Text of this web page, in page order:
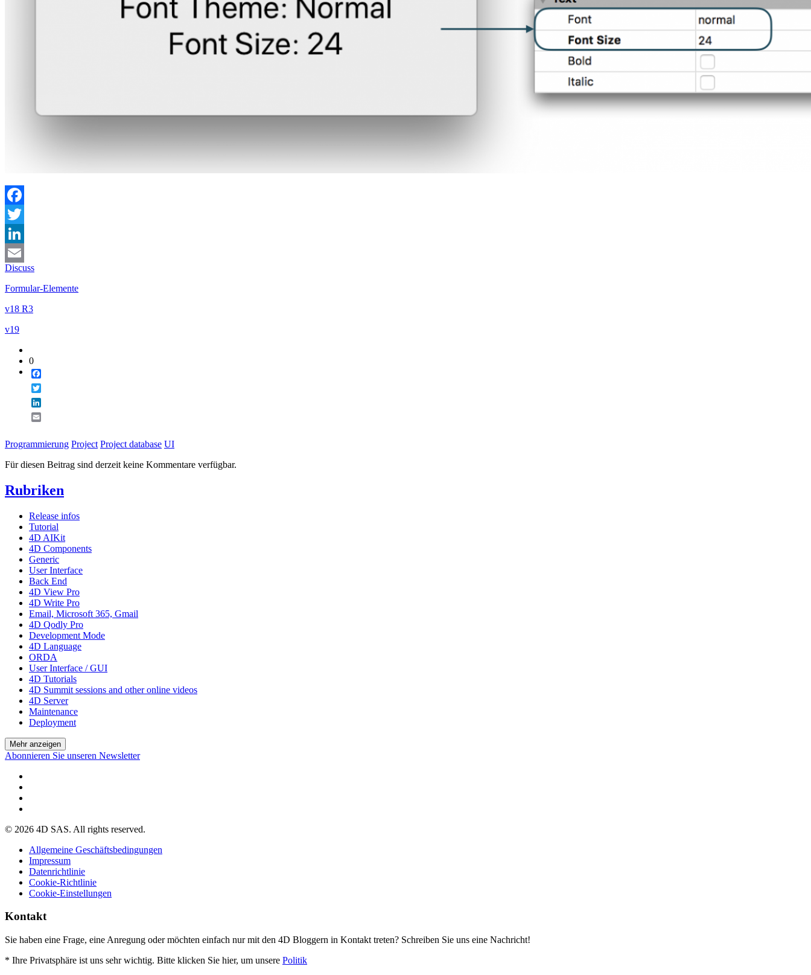
Facebook
Twitter
LinkedIn
Email
Discuss
Formular-Elemente
v18 R3
v19
0
Programmierung Project Project database UI
Für diesen Beitrag sind derzeit keine Kommentare verfügbar.
Rubriken
Release infos
Tutorial
4D AIKit
4D Components
Generic
User Interface
Back End
4D View Pro
4D Write Pro
Email, Microsoft 365, Gmail
4D Qodly Pro
Development Mode
4D Language
ORDA
User Interface / GUI
4D Tutorials
4D Summit sessions and other online videos
4D Server
Maintenance
Deployment
Mehr anzeigen
Abonnieren Sie unseren Newsletter
© 2026 4D SAS. All rights reserved.
Allgemeine Geschäftsbedingungen
Impressum
Datenrichtlinie
Cookie-Richtlinie
Cookie-Einstellungen
Kontakt
Sie haben eine Frage, eine Anregung oder möchten einfach nur mit den 4D Bloggern in Kontakt treten? Schreiben Sie uns eine Nachricht!
* Ihre Privatsphäre ist uns sehr wichtig. Bitte klicken Sie hier, um unsere Politik